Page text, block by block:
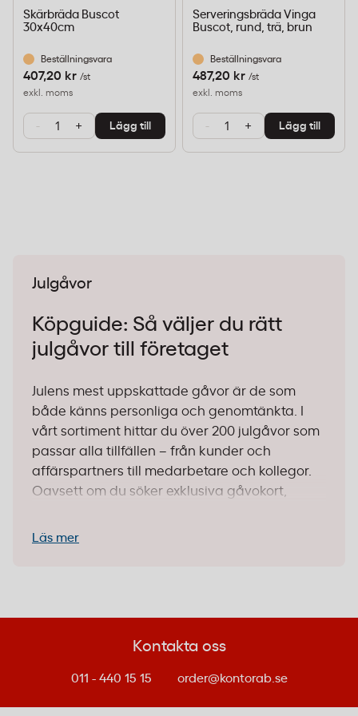
Skärbräda Buscot
30x40cm
Beställningsvara
407,20 kr /st
exkl. moms
- + Lägg till
Serveringsbräda Vinga
Buscot, rund, trä, brun
Beställningsvara
487,20 kr /st
exkl. moms
- + Lägg till
Julgåvor
Köpguide: Så väljer du rätt
julgåvor till företaget
Julens mest uppskattade gåvor är de som
både känns personliga och genomtänkta. I
vårt sortiment hittar du över 200 julgåvor som
passar alla tillfällen – från kunder och
affärspartners till medarbetare och kollegor.
Oavsett om du söker exklusiva gåvokort,
design, har vi samlat allt för att göra din
före 14:00 så levererar vi inom 1–2 arbetsdagar.
1. Identifiera mottagaren och
budgeten
Läs mer
Kontakta oss
011 - 440 15 15 order@kontorab.se